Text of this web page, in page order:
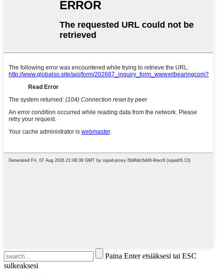
Paina Enter etsiäksesi tai ESC
sulkeaksesi